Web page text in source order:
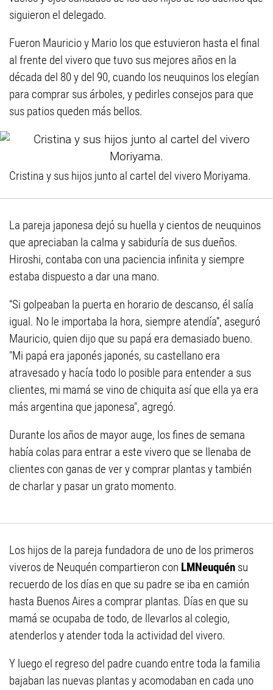
siguieron el delegado.
Fueron Mauricio y Mario los que estuvieron hasta el final
al frente del vivero que tuvo sus mejores años en la
década del 80 y del 90, cuando los neuquinos los elegían
para comprar sus árboles, y pedirles consejos para que
sus patios queden más bellos.
Cristina y sus hijos junto al cartel del vivero Moriyama.
La pareja japonesa dejó su huella y cientos de neuquinos
que apreciaban la calma y sabiduría de sus dueños.
Hiroshi, contaba con una paciencia infinita y siempre
estaba dispuesto a dar una mano.
“Si golpeaban la puerta en horario de descanso, él salía
igual. No le importaba la hora, siempre atendía”, aseguró
Mauricio, quien dijo que su papá era demasiado bueno.
"Mi papá era japonés japonés, su castellano era
atravesado y hacía todo lo posible para entender a sus
clientes, mi mamá se vino de chiquita así que ella ya era
más argentina que japonesa", agregó.
Durante los años de mayor auge, los fines de semana
había colas para entrar a este vivero que se llenaba de
clientes con ganas de ver y comprar plantas y también
de charlar y pasar un grato momento.
Los hijos de la pareja fundadora de uno de los primeros
viveros de Neuquén compartieron con LMNeuquén su
recuerdo de los días en que su padre se iba en camión
hasta Buenos Aires a comprar plantas. Días en que su
mamá se ocupaba de todo, de llevarlos al colegio,
atenderlos y atender toda la actividad del vivero.
Y luego el regreso del padre cuando entre toda la familia
bajaban las nuevas plantas y acomodaban en cada uno